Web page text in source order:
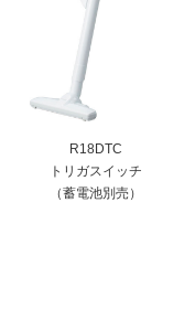
Webカタログ
R18DTC
トリガスイッチ
（蓄電池別売）